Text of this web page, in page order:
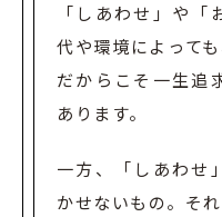
「しあわせ」や
代や環境によって
だからこそ一生追
あります。
一方、「しあわせ
かせないもの。そ